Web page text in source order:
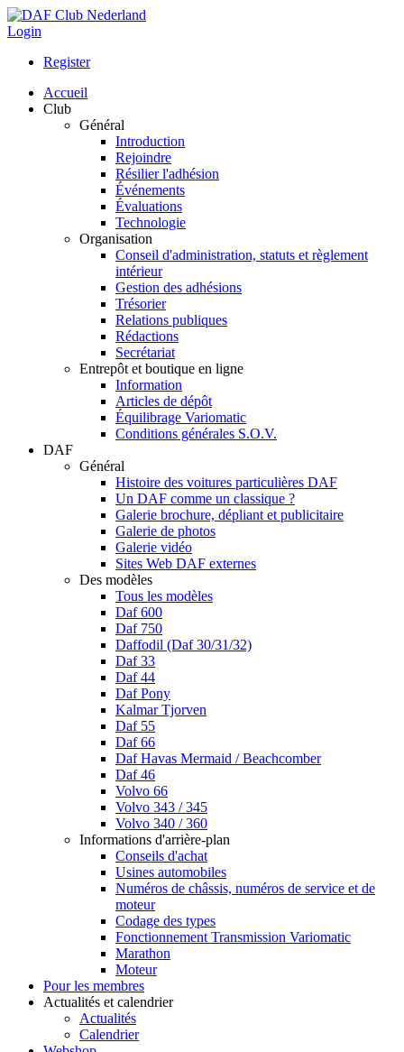
Login
Register
Accueil
Club
Général
Introduction
Rejoindre
Résilier l'adhésion
Événements
Évaluations
Technologie
Organisation
Conseil d'administration, statuts et règlement
intérieur
Gestion des adhésions
Trésorier
Relations publiques
Rédactions
Secrétariat
Entrepôt et boutique en ligne
Information
Articles de dépôt
Équilibrage Variomatic
Conditions générales S.O.V.
DAF
Général
Histoire des voitures particulières DAF
Un DAF comme un classique ?
Galerie brochure, dépliant et publicitaire
Galerie de photos
Galerie vidéo
Sites Web DAF externes
Des modèles
Tous les modèles
Daf 600
Daf 750
Daffodil (Daf 30/31/32)
Daf 33
Daf 44
Daf Pony
Kalmar Tjorven
Daf 55
Daf 66
Daf Havas Mermaid / Beachcomber
Daf 46
Volvo 66
Volvo 343 / 345
Volvo 340 / 360
Informations d'arrière-plan
Conseils d'achat
Usines automobiles
Numéros de châssis, numéros de service et de
moteur
Codage des types
Fonctionnement Transmission Variomatic
Marathon
Moteur
Pour les membres
Actualités et calendrier
Actualités
Calendrier